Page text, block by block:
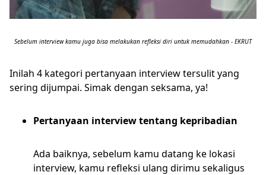
Sebelum interview kamu juga bisa melakukan refleksi diri untuk memudahkan - EKRUT
Inilah 4 kategori pertanyaan interview tersulit yang
sering dijumpai. Simak dengan seksama, ya!
Pertanyaan interview tentang kepribadian
Ada baiknya, sebelum kamu datang ke lokasi
interview, kamu refleksi ulang dirimu sekaligus